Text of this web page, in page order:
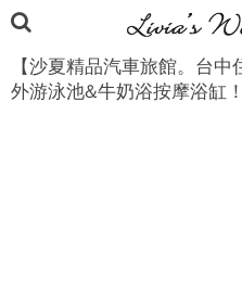
【沙夏精品汽車旅館。台
外游泳池&牛奶浴按摩浴缸！